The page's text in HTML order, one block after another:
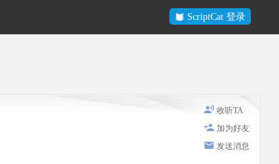
ScriptCat 登录
收听TA
加为好友
发送消息